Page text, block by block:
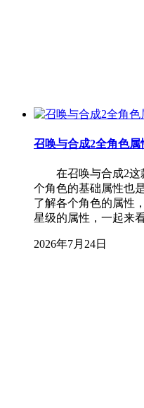
召唤与合成2全角色属
在召唤与合成2这
个角色的基础属性也
了解各个角色的属性
星级的属性，一起
2026年7月24日